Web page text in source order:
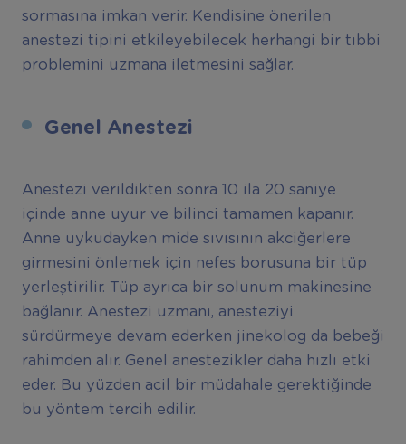
sormasına imkan verir. Kendisine önerilen
anestezi tipini etkileyebilecek herhangi bir tıbbi
problemini uzmana iletmesini sağlar.
Genel Anestezi
Anestezi verildikten sonra 10 ila 20 saniye
içinde anne uyur ve bilinci tamamen kapanır.
Anne uykudayken mide sıvısının akciğerlere
girmesini önlemek için nefes borusuna bir tüp
yerleştirilir. Tüp ayrıca bir solunum makinesine
bağlanır. Anestezi uzmanı, anesteziyi
sürdürmeye devam ederken jinekolog da bebeği
rahimden alır. Genel anestezikler daha hızlı etki
eder. Bu yüzden acil bir müdahale gerektiğinde
bu yöntem tercih edilir.